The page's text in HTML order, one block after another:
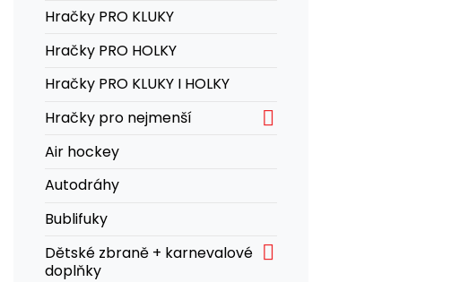
Hračky PRO KLUKY
Hračky PRO HOLKY
Hračky PRO KLUKY I HOLKY
Hračky pro nejmenší

Air hockey
Autodráhy
Bublifuky
Dětské zbraně + karnevalové
doplňky
